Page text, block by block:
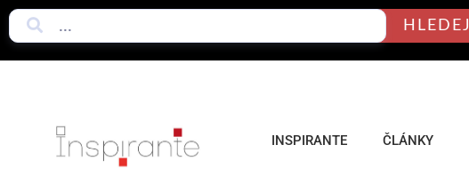
HLEDEJ
INSPIRANTE ČLÁNKY